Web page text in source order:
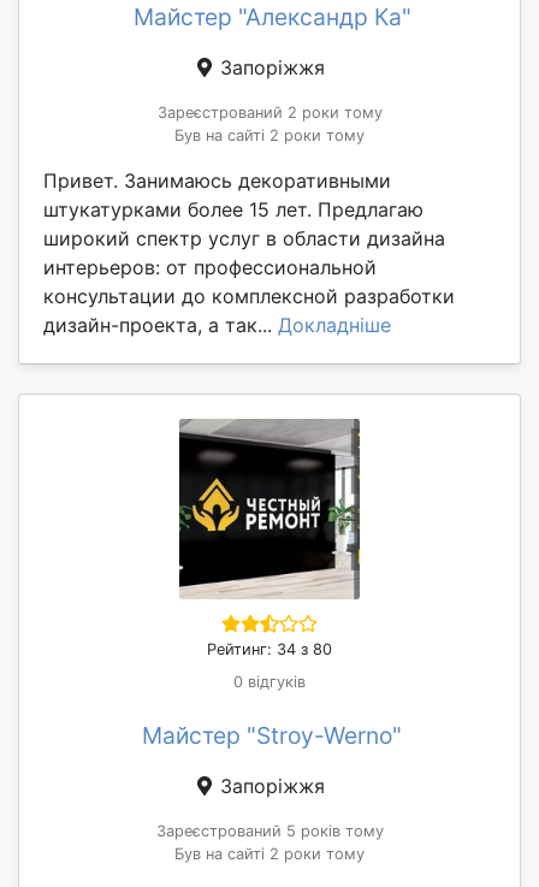
Майстер "Александр Ка"
Запоріжжя
Зареєстрований 2 роки тому
Був на сайті 2 роки тому
Привет. Занимаюсь декоративными
штукатурками более 15 лет. Предлагаю
широкий спектр услуг в области дизайна
интерьеров: от профессиональной
консультации до комплексной разработки
дизайн-проекта, а так... Докладніше
Рейтинг: 34 з 80
0 відгуків
Майстер "Stroy-Werno"
Запоріжжя
Зареєстрований 5 років тому
Був на сайті 2 роки тому